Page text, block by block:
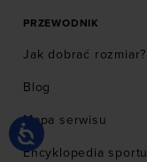
PRZEWODNIK
Jak dobrać rozmiar?
Blog
Mapa serwisu
Encyklopedia sportu